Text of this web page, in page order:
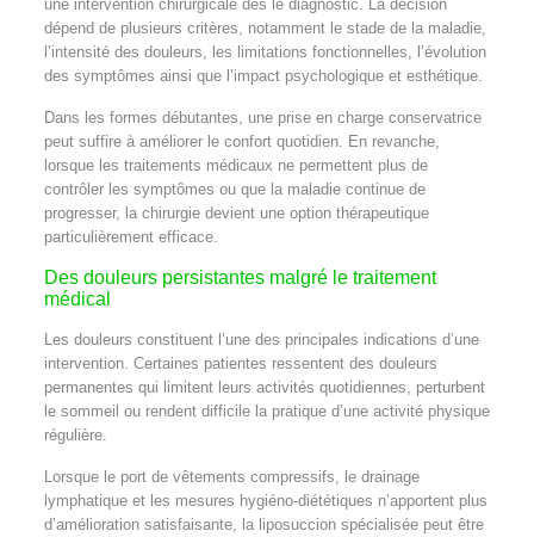
une intervention chirurgicale dès le diagnostic. La décision
dépend de plusieurs critères, notamment le stade de la maladie,
l’intensité des douleurs, les limitations fonctionnelles, l’évolution
des symptômes ainsi que l’impact psychologique et esthétique.
Dans les formes débutantes, une prise en charge conservatrice
peut suffire à améliorer le confort quotidien. En revanche,
lorsque les traitements médicaux ne permettent plus de
contrôler les symptômes ou que la maladie continue de
progresser, la chirurgie devient une option thérapeutique
particulièrement efficace.
Des douleurs persistantes malgré le traitement
médical
Les douleurs constituent l’une des principales indications d’une
intervention. Certaines patientes ressentent des douleurs
permanentes qui limitent leurs activités quotidiennes, perturbent
le sommeil ou rendent difficile la pratique d’une activité physique
régulière.
Lorsque le port de vêtements compressifs, le drainage
lymphatique et les mesures hygiéno-diététiques n’apportent plus
d’amélioration satisfaisante, la liposuccion spécialisée peut être